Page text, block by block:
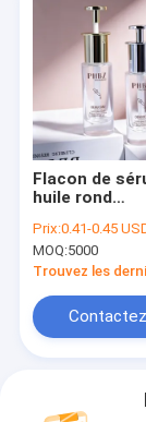
Flacon de
huile rond
emballage
étanche pour
essentielles
Prix:0.41-0.45
MOQ:5000
Trouvez les
Contactez